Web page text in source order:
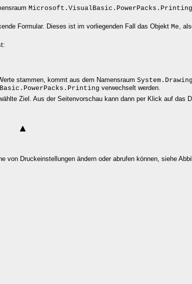
Microsoft.VisualBasic.PowerPacks.Printing
Formular. Dieses ist im vorliegenden Fall das Objekt Me ,
stammen, kommt aus dem Namensraum
verwechselt werden.
Ziel. Aus der Seitenvorschau kann dann per Klick auf das
von Druckeinstellungen ändern oder abrufen können, siehe